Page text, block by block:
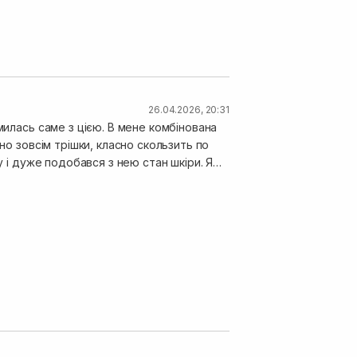
26.04.2026, 20:31
саме з цією. В мене комбінована
і дуже подобався з нею стан шкіри. Я
кремом. Колір сироватки такий
основі. Зараз її немає в моєму
я точно її повторю.